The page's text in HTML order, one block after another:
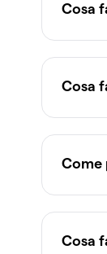
Cosa
Cosa
Come
Cosa